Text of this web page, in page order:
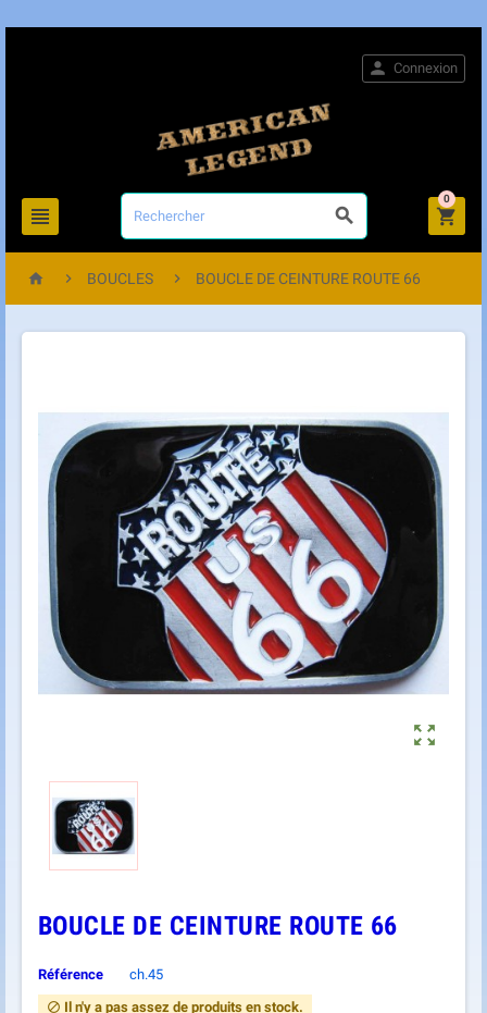
 
 Connexion

0
  BOUCLES  BOUCLE DE CEINTURE ROUTE 66

BOUCLE DE CEINTURE ROUTE 66
Référence ch.45
 Il n'y a pas assez de produits en stock.